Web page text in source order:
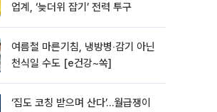
업계, ‘늦더위 잡기’ 전력 투구
여름철 마른기침, 냉방병‧감기 아닌
천식일 수도 [e건강~쏙]
‘집도 코칭 받으며 산다’…월급쟁이